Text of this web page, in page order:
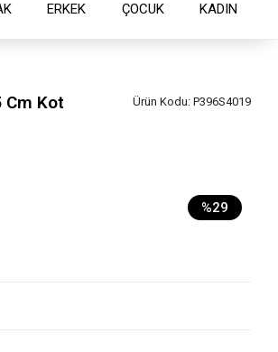
ERKEK ÇOCUK KADIN
Cm Kot
Ürün Kodu: P396S4019
%29